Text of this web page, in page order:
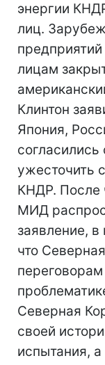
энергии
лиц.
лицам
Клинтон
Япония,
ужесточить
КНДР. После
МИД
заявление,
что
Северная
своей
испытания,